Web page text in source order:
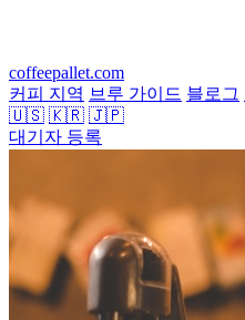
coffeepallet.com
커피 지역 브루 가이드 블로그
🇺🇸 🇰🇷 🇯🇵
대기자 등록